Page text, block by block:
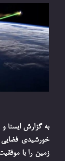
به گزارش ایسنا
خورشیدی فضایی
زمین را با